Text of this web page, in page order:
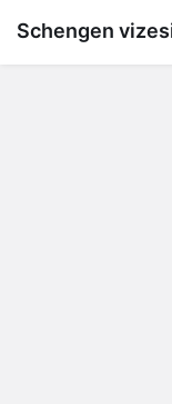
Schengen